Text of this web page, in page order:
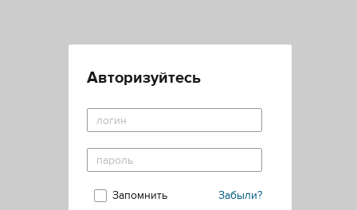
Авторизуйтесь
Забыли?
Запомнить